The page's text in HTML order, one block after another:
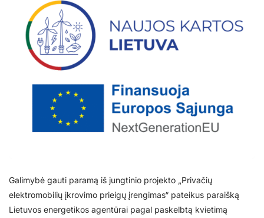
Galimybė gauti paramą iš jungtinio projekto „Privačių
elektromobilių įkrovimo prieigų įrengimas“ pateikus paraišką
Lietuvos energetikos agentūrai pagal paskelbtą kvietimą